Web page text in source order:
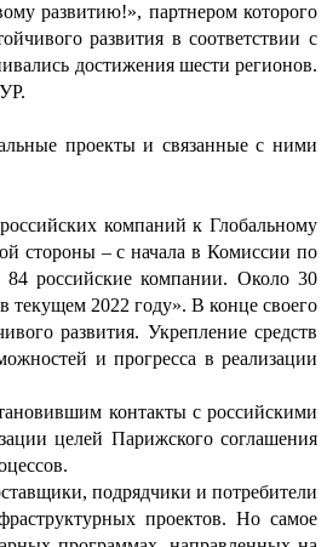
развитию!», партнером которого
развития в соответствии с
достижения шести регионов.
проекты и связанные с ними
компаний к Глобальному
стороны – с начала в Комиссии по
84 российские компании. Около 30
текущем 2022 году». В конце своего
развития. Укрепление средств
и прогресса в реализации
контакты с российскими
целей Парижского соглашения
подрядчики и потребители
проектов. Но самое